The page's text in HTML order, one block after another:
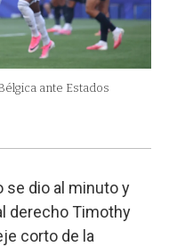
ante Estados
se dio al minuto y
derecho Timothy
corto de la